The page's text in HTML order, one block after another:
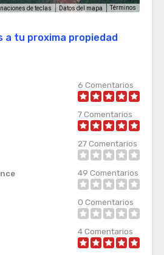
de teclas Datos del mapa Términos
a tu proxima propiedad
6 Comentarios
7Comentarios
27Comentarios
49 Comentarios
0 Comentarios
4Comentarios